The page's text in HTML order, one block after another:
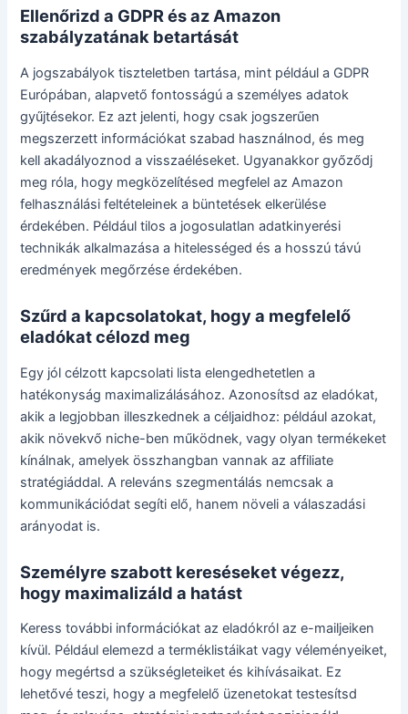
Ellenőrizd a GDPR és az Amazon
szabályzatának betartását
A jogszabályok tiszteletben tartása, mint például a GDPR
Európában, alapvető fontosságú a személyes adatok
gyűjtésekor. Ez azt jelenti, hogy csak jogszerűen
megszerzett információkat szabad használnod, és meg
kell akadályoznod a visszaéléseket. Ugyanakkor győződj
meg róla, hogy megközelítésed megfelel az Amazon
felhasználási feltételeinek a büntetések elkerülése
érdekében. Például tilos a jogosulatlan adatkinyerési
technikák alkalmazása a hitelességed és a hosszú távú
eredmények megőrzése érdekében.
Szűrd a kapcsolatokat, hogy a megfelelő
eladókat célozd meg
Egy jól célzott kapcsolati lista elengedhetetlen a
hatékonyság maximalizálásához. Azonosítsd az eladókat,
akik a legjobban illeszkednek a céljaidhoz: például azokat,
akik növekvő niche-ben működnek, vagy olyan termékeket
kínálnak, amelyek összhangban vannak az affiliate
stratégiáddal. A releváns szegmentálás nemcsak a
kommunikációdat segíti elő, hanem növeli a válaszadási
arányodat is.
Személyre szabott kereséseket végezz,
hogy maximalizáld a hatást
Keress további információkat az eladókról az e-mailjeiken
kívül. Például elemezd a terméklistáikat vagy véleményeiket,
hogy megértsd a szükségleteiket és kihívásaikat. Ez
lehetővé teszi, hogy a megfelelő üzenetokat testesítsd